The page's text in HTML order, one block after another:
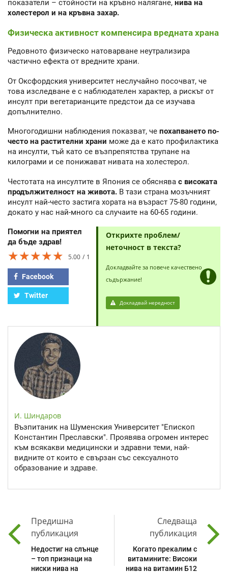
показатели – стойности на кръвно налягане, нива на
холестерол и на кръвна захар.
Физическа активност компенсира вредната храна
Редовното физическо натоварване неутрализира
частично ефекта от вредните храни.
От Оксфордския университет неслучайно посочват, че
това изследване е с наблюдателен характер, а рискът от
инсулт при вегетарианците предстои да се изучава
допълнително.
Многогодишни наблюдения показват, че похапването по-
често на растителни храни може да е като профилактика
на инсулти, тъй като се възпрепятства трупане на
килограми и се понижават нивата на холестерол.
Честотата на инсултите в Япония се обяснява с високата
продължителност на живота. В тази страна мозъчният
инсулт най-често застига хората на възраст 75-80 години,
докато у нас най-много са случаите на 60-65 години.
Помогни на приятел
да бъде здрав!
★★★★★
★★★★★
★★★★★ 5.00 1
Facebook
Twitter
Открихте проблем/
неточност в текста?
Докладвайте за повече качествено
съдържание!
Докладвай нередност
И. Шиндаров
Възпитаник на Шуменския Университет "Епископ
Константин Преславски". Проявява огромен интерес
към всякакви медицински и здравни теми, най-
видните от които е свързан със сексуалното
образование и здраве.
Предишна
публикация
Недостиг на слънце
– топ признаци на
ниски нива на
Следваща
публикация
Когато прекалим с
витамините: Високи
нива на витамин Б12